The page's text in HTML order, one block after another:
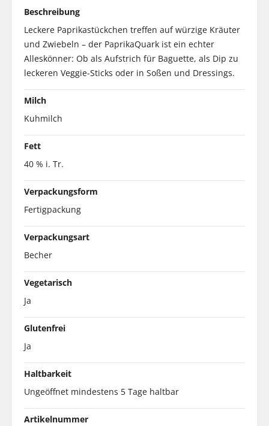
Beschreibung
Leckere Paprikastückchen treffen auf würzige Kräuter
und Zwiebeln – der PaprikaQuark ist ein echter
Alleskönner: Ob als Aufstrich für Baguette, als Dip zu
leckeren Veggie-Sticks oder in Soßen und Dressings.
Milch
Kuhmilch
Fett
40 % i. Tr.
Verpackungsform
Fertigpackung
Verpackungsart
Becher
Vegetarisch
Ja
Glutenfrei
Ja
Haltbarkeit
Ungeöffnet mindestens 5 Tage haltbar
Artikelnummer